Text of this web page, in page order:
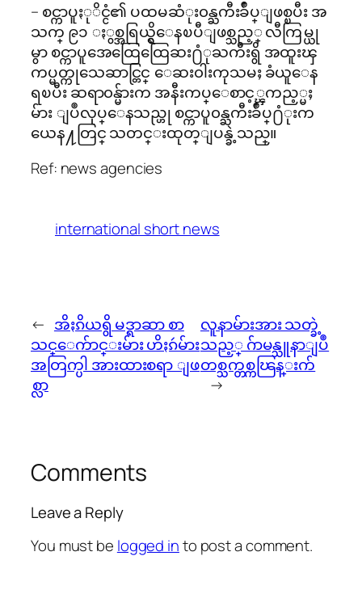
– စင္ကာပူႏုိင္ငံ၏ ပထမဆံုး၀န္ႀကီးခ်ဳပ္ျဖစ္ၿပီး အ
သက္ ၉၁ ႏွစ္အရြယ္ရွိေနၿပီျဖစ္သည့္ လီကြမ္ယု
မွာ စင္ကာပူအေထြေထြေဆး႐ံုႀကီးရွိ အထူးၾ
ကပ္မတ္ကုသေဆာင္တြင္ ေဆး၀ါးကုသမႈ ခံယူေန
ရၿပီး ဆရာ၀န္မ်ားက အနီးကပ္ေစာင့္ၾကည့္မႈ
မ်ား ျပဳလုပ္ေနသည္ဟု စင္ကာပူ၀န္ႀကီးခ်ဳပ္႐ံုးက
ယေန႔တြင္ သတင္းထုတ္ျပန္ခဲ့သည္။
Ref: news agencies
international short news
← အိႏၵိယရွိ မဒ္ရာဆာ စာ
သင္ေက်ာင္းမ်ား ဟိႏၵဴမ်ား
အတြက္ပါ အားထားစရာ ျဖ
စ္လာ
လူနာမ်ားအား သတ္ခဲ့
သည့္ ဂ်ာမန္သူနာျပဳ
တစ္သက္တစ္ကၽြန္းက်
→
Comments
Leave a Reply
You must be logged into post a comment.